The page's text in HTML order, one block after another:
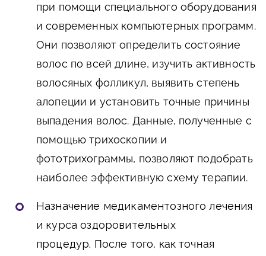
при помощи специального оборудования
и современных компьютерных программ.
Они позволяют определить состояние
волос по всей длине, изучить активность
волосяных фолликул, выявить степень
алопеции и установить точные причины
выпадения волос. Данные, полученные с
помощью трихоскопии и
фототрихограммы, позволяют подобрать
наиболее эффективную схему терапии.
Назначение медикаментозного лечения
и курса оздоровительных
процедур. После того, как точная